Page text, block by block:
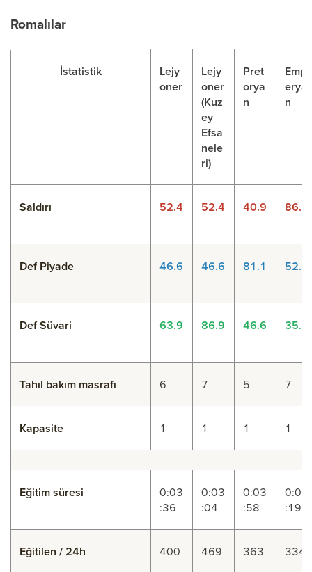
Romalılar
İstatistik
Lejy
oner
Lejy
oner
(Kuz
ey
Efsa
nele
ri)
Pret
orya
n
Emp
erya
n
Saldırı 52.4 52.4 40.9 86.9
Def Piyade 46.6 46.6 81.1 52.4
Def Süvari 63.9 86.9 46.6 35.1
Tahıl bakım masrafı 6 7 5 7
Kapasite 1 1 1 1
Eğitim süresi
0:03
:36
0:03
:04
0:03
:58
0:04
:19
Eğitilen / 24h 400 469 363 334